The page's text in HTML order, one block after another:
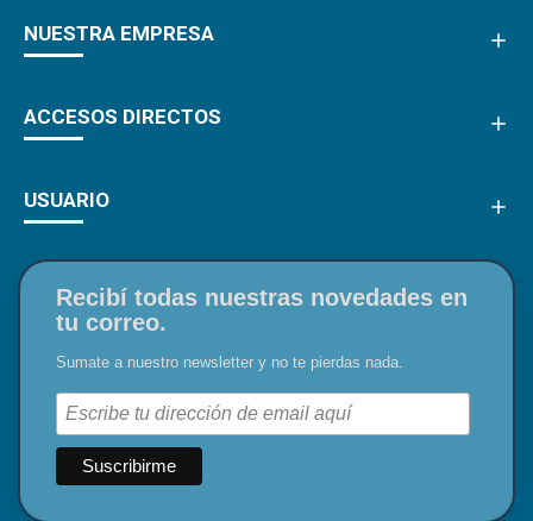
NUESTRA EMPRESA
ACCESOS DIRECTOS
USUARIO
Recibí todas nuestras novedades en
tu correo.
Sumate a nuestro newsletter y no te pierdas nada.